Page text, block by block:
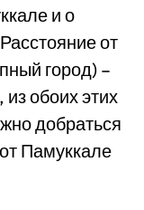
и о
от
город) –
из обоих этих
добраться
Памуккале